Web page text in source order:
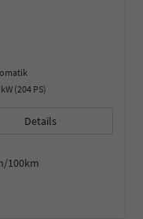
(204 PS)
Details
100km